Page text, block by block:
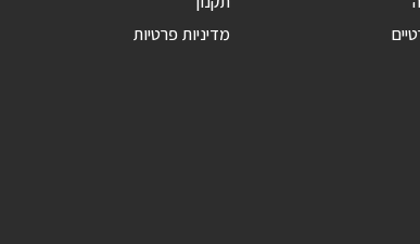
מדיניות פרטיות